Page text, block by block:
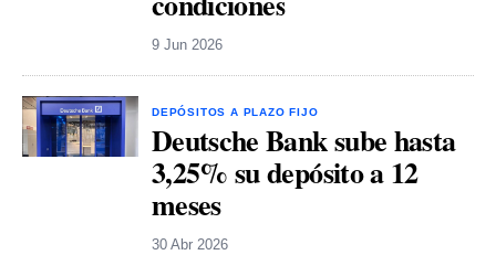
9 Jun 2026
DEPÓSITOS A PLAZO FIJO
Deutsche Bank sube hasta
3,25% su depósito a 12
meses
30 Abr 2026